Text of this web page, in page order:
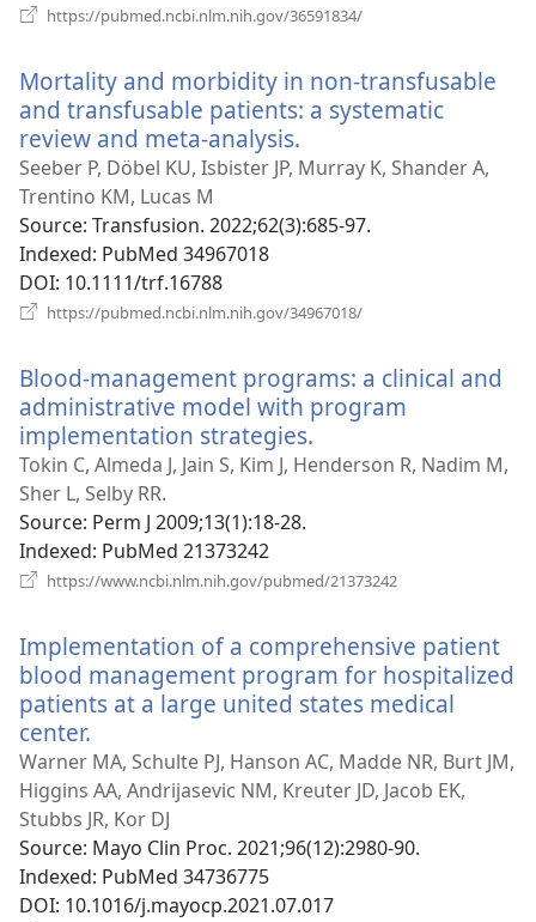
https://pubmed.ncbi.nlm.nih.gov/36591834/
вікні)
Mortality and morbidity in non-transfusable
and transfusable patients: a systematic
review and meta-analysis.
у
вікні)
Seeber P, Döbel KU, Isbister JP, Murray K, Shander A,
Trentino KM, Lucas M
Source‎: Transfusion. 2022;62(3):685-97.
Indexed‎: PubMed 34967018
DOI‎: 10.1111/trf.16788
https://pubmed.ncbi.nlm.nih.gov/34967018/
вікні)
Blood-management programs: a clinical and
administrative model with program
implementation strategies.
у
Tokin C, Almeda J, Jain S, Kim J, Henderson R, Nadim M,
Sher L, Selby RR.
Source‎: Perm J 2009;13(1):18-28.
Indexed‎: PubMed 21373242
https://www.ncbi.nlm.nih.gov/pubmed/21373242
вікні)
Implementation of a comprehensive patient
blood management program for hospitalized
patients at a large united states medical
center.
у
новому
вікні)
Warner MA, Schulte PJ, Hanson AC, Madde NR, Burt JM,
Higgins AA, Andrijasevic NM, Kreuter JD, Jacob EK,
Stubbs JR, Kor DJ
Source‎: Mayo Clin Proc. 2021;96(12):2980-90.
Indexed‎: PubMed 34736775
DOI‎: 10.1016/j.mayocp.2021.07.017